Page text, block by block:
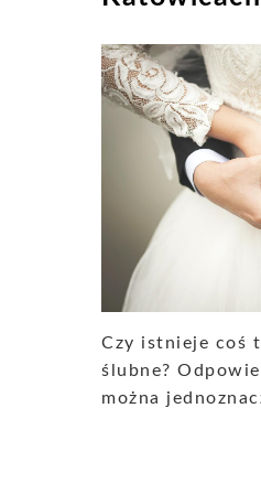
Czy istnieje coś
ślubne?
można